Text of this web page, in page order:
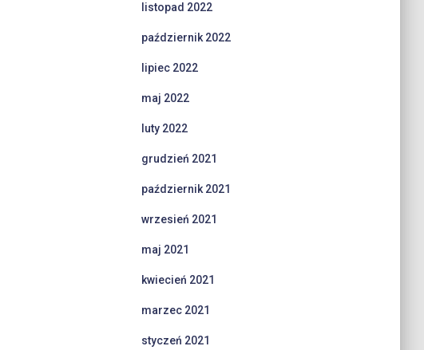
listopad 2022
październik 2022
lipiec 2022
maj 2022
luty 2022
grudzień 2021
październik 2021
wrzesień 2021
maj 2021
kwiecień 2021
marzec 2021
styczeń 2021